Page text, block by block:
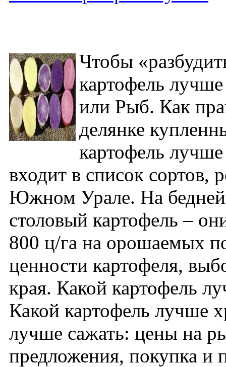
Чтобы
картофель
или Рыб. Как
делянке
картофель
входит в список
Южном Урале. На
столовый картофель –
800 ц/га на орошаемых
ценности картофеля,
края. Какой картофель
Какой картофель лучше
лучше сажать: цены на
предложения, покупка и